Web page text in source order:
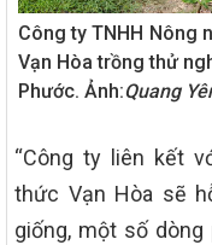
Công ty TNHH Nông
Vạn Hòa trồng thử
Phước. Ảnh:Quang
“Công ty liên kết
thức Vạn Hòa sẽ
giống, một số dòng